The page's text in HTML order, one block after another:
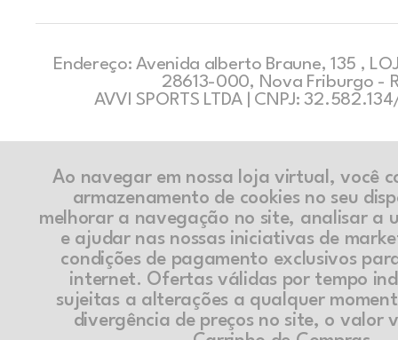
Endereço: Avenida alberto Braune, 135 ,
28613-000, Nova Friburgo -
AVVI SPORTS LTDA | CNPJ:
Ao navegar em nossa loja virtual, você
armazenamento de cookies no seu
melhorar a navegação no site, analisar a
e ajudar nas nossas iniciativas de
condições de pagamento exclusivos
internet. Ofertas válidas por tempo
sujeitas a alterações a qualquer
divergência de preços no site, o valor